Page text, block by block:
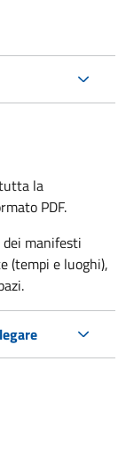
la
PDF.
manifesti
(tempi e luoghi),